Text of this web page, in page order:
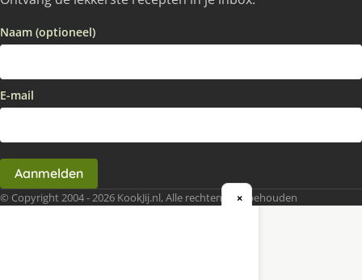
Naam (optioneel)
E-mail
Aanmelden
© Copyright 2004 - 2026 KookJij.nl, Alle rechten voorbehouden
×